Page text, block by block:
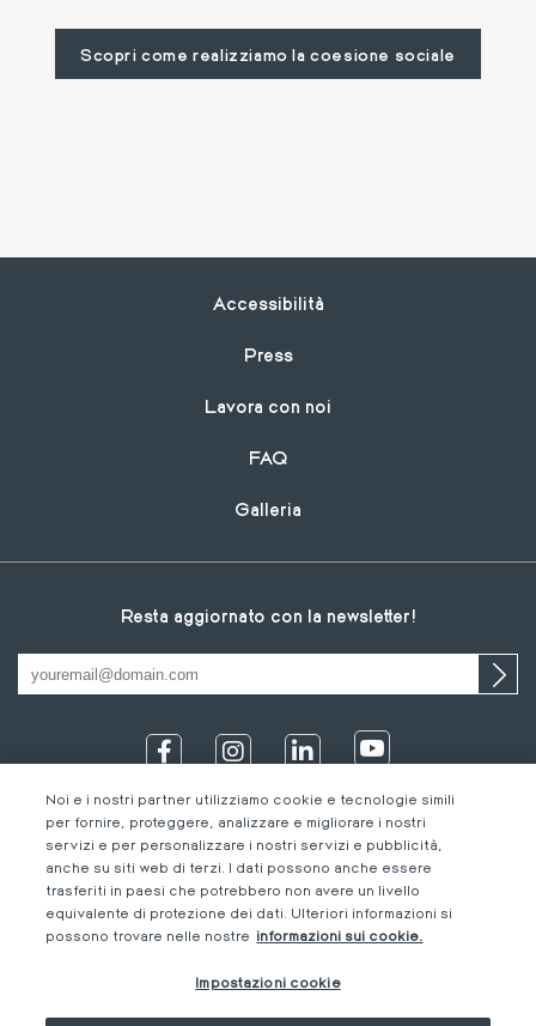
Scopri come realizziamo la coesione sociale
Footer
Accessibilità
Press
Lavora con noi
FAQ
Galleria
Resta aggiornato con la newsletter!
Footer
Informazioni legali
Privacy Policy &
IT
IT
DE
FR
Noi e i nostri partner utilizziamo cookie e tecnologie simili
per fornire, proteggere, analizzare e migliorare i nostri
servizi e per personalizzare i nostri servizi e pubblicità,
anche su siti web di terzi. I dati possono anche essere
trasferiti in paesi che potrebbero non avere un livello
equivalente di protezione dei dati. Ulteriori informazioni si
possono trovare nelle nostre informazioni sui cookie.
Impostazioni cookie